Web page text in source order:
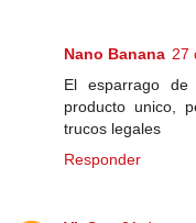
Nano Banana 27
El esparrago
producto unico,
trucos legales
Responder